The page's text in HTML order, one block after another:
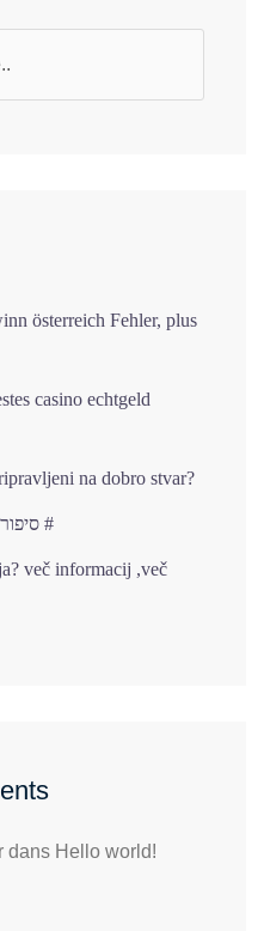
österreich Fehler, plus
casino echtgeld
na dobro stvar?
סיפור קצר: האמת על #מילת מפתח #
več informacij ,več
dans Hello world!